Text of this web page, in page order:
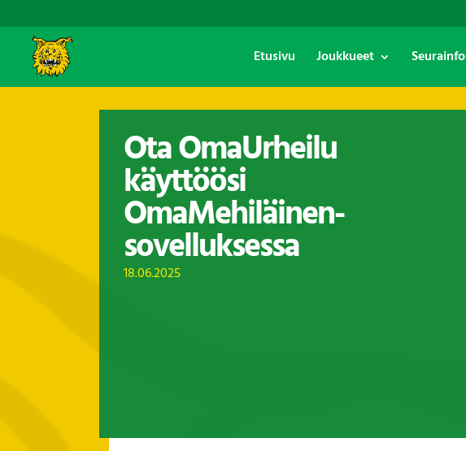
Etusivu Joukkueet Seurainfo
Ota OmaUrheilu
käyttöösi
OmaMehiläinen-
sovelluksessa
18.06.2025